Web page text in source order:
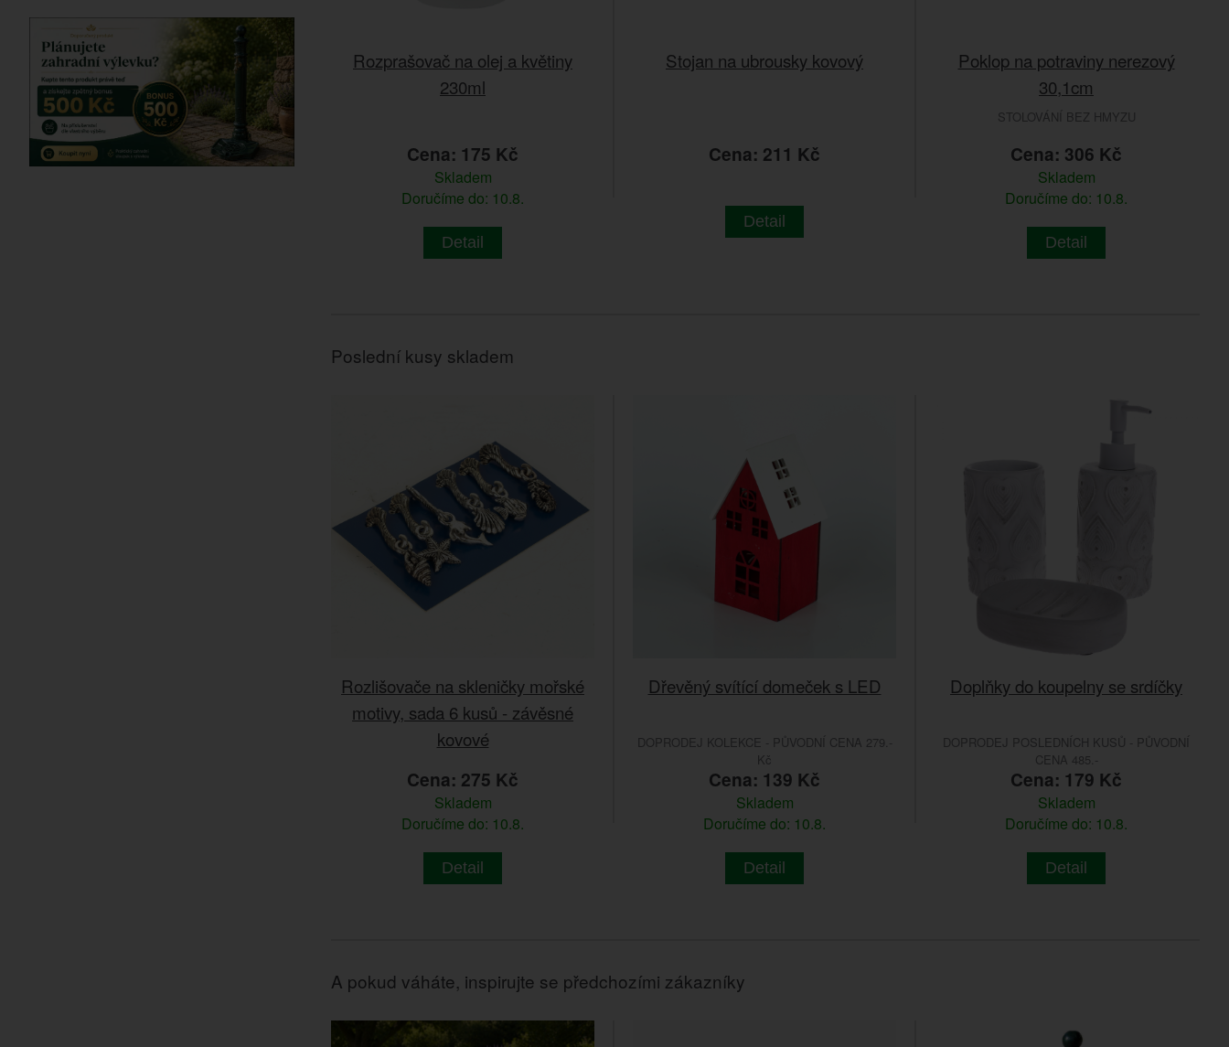
Rozprašovač na olej a květiny
230ml
Cena: 175 Kč
Skladem
Doručíme do: 10.8.
Detail
Stojan na ubrousky kovový
Cena: 211 Kč
Detail
Poklop na potraviny nerezový
30,1cm
STOLOVÁNÍ BEZ HMYZU
Cena: 306 Kč
Skladem
Doručíme do: 10.8.
Detail
Poslední kusy skladem
Rozlišovače na skleničky mořské
motivy, sada 6 kusů - závěsné
kovové
Cena: 275 Kč
Skladem
Doručíme do: 10.8.
Detail
Dřevěný svítící domeček s LED
DOPRODEJ KOLEKCE - PŮVODNÍ CENA 279.-
Kč
Cena: 139 Kč
Skladem
Doručíme do: 10.8.
Detail
Doplňky do koupelny se srdíčky
DOPRODEJ POSLEDNÍCH KUSŮ - PŮVODNÍ
CENA 485.-
Cena: 179 Kč
Skladem
Doručíme do: 10.8.
Detail
A pokud váháte, inspirujte se předchozími zákazníky